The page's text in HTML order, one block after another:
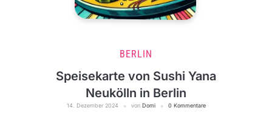
BERLIN
Speisekarte von Sushi Yana
Neukölln in Berlin
14. Dezember 2024 von Domi 0 Kommentare